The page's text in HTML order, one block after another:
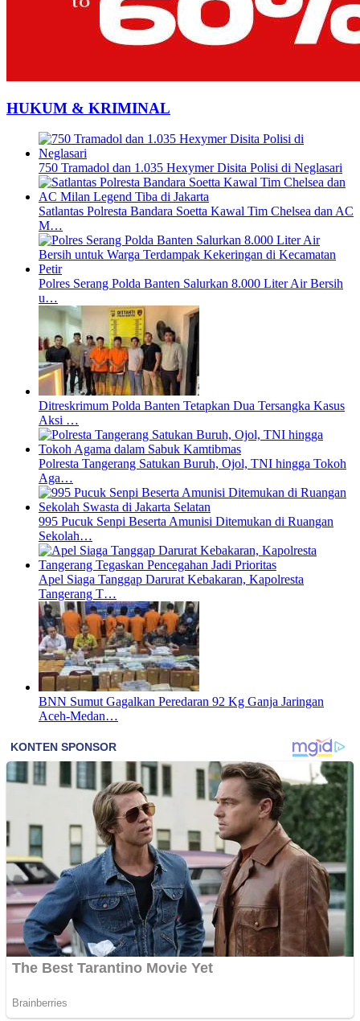
HUKUM & KRIMINAL
750 Tramadol dan 1.035 Hexymer Disita Polisi di Neglasari
Satlantas Polresta Bandara Soetta Kawal Tim Chelsea dan AC
M…
Polres Serang Polda Banten Salurkan 8.000 Liter Air Bersih
u…
Ditreskrimum Polda Banten Tetapkan Dua Tersangka Kasus
Aksi …
Polresta Tangerang Satukan Buruh, Ojol, TNI hingga Tokoh
Aga…
995 Pucuk Senpi Beserta Amunisi Ditemukan di Ruangan
Sekolah…
Apel Siaga Tanggap Darurat Kebakaran, Kapolresta
Tangerang T…
BNN Sumut Gagalkan Peredaran 92 Kg Ganja Jaringan
Aceh-Medan…